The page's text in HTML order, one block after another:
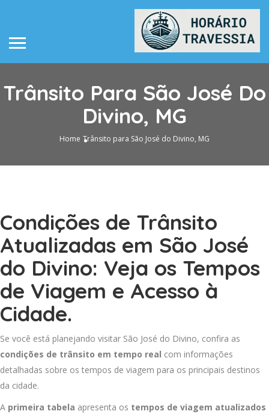
Trânsito Para São José Do
Divino, MG
Home Trânsito para São José do Divino, MG
Condições de Trânsito
Atualizadas em São José
do Divino: Veja os Tempos
de Viagem e Acesso à
Cidade.
Se você está planejando visitar São José do Divino, confira as
condições de trânsito em tempo real com informações
detalhadas sobre os tempos de viagem para os principais destinos
da cidade.
A primeira tabela apresenta os tempos de viagem atualizados